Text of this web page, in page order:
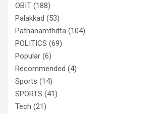
OBIT (188)
Palakkad (53)
Pathanamthitta (104)
POLITICS (69)
Popular (6)
Recommended (4)
Sports (14)
SPORTS (41)
Tech (21)